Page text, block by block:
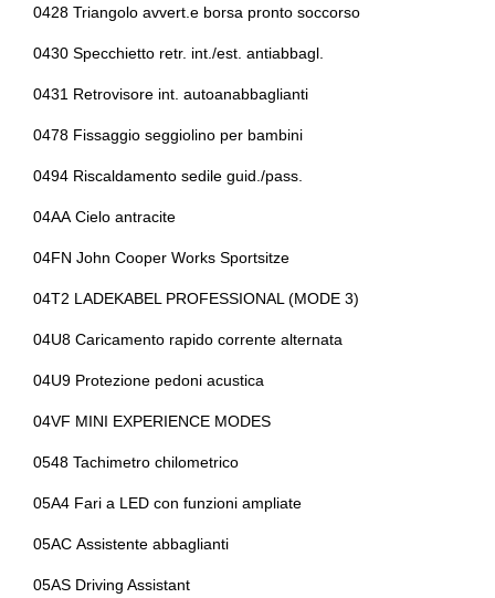
Sedili anteriori sportivi
Sensori di parcheggio
Sensori di pioggia
Sistema di chiamata d'emergenza
Sistema di navigazione
Sistema di riconoscimento stanchezza guidatore
Specchietti retrovisori elettrici
Start & stop
Tappetini
Usb
Volante in pelle
Volante riscaldato
Indicatore pressione pneumatici
Interni in eco-pelle
Interni personalizzazione colori
Kit emergenza
Kit riparazione pneumatici / tirefit
Maniglie delle portiere integrate nella carrozzeria
Mini charging card
Mini interaction unit
Pacchetto m
Personal esim
Personalizzazioni linea e stile
0428 Triangolo avvert.e borsa pronto soccorso
0430 Specchietto retr. int./est. antiabbagl.
0431 Retrovisore int. autoanabbaglianti
0478 Fissaggio seggiolino per bambini
0494 Riscaldamento sedile guid./pass.
04AA Cielo antracite
04FN John Cooper Works Sportsitze
04T2 LADEKABEL PROFESSIONAL (MODE 3)
04U8 Caricamento rapido corrente alternata
04U9 Protezione pedoni acustica
04VF MINI EXPERIENCE MODES
0548 Tachimetro chilometrico
05A4 Fari a LED con funzioni ampliate
05AC Assistente abbaglianti
05AS Driving Assistant